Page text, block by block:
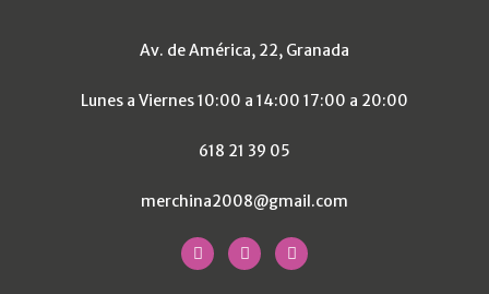
Av. de América, 22, Granada
Lunes a Viernes 10:00 a 14:00 17:00 a 20:00
618 21 39 05
merchina2008@gmail.com